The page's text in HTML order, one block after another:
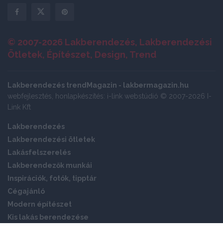
© 2007-2026 Lakberendezés, Lakberendezési
Ötletek, Építészet, Design, Trend
Lakberendezés trendMagazin - lakbermagazin.hu
webfejlesztés, honlapkészítés: i-link webstúdió © 2007-2026 I-
Link Kft
Lakberendezés
Lakberendezési ötletek
Lakásfelszerelés
Lakberendezők munkái
Inspirációk, fotók, tipptár
Cégajánló
Modern építészet
Kis lakás berendezése